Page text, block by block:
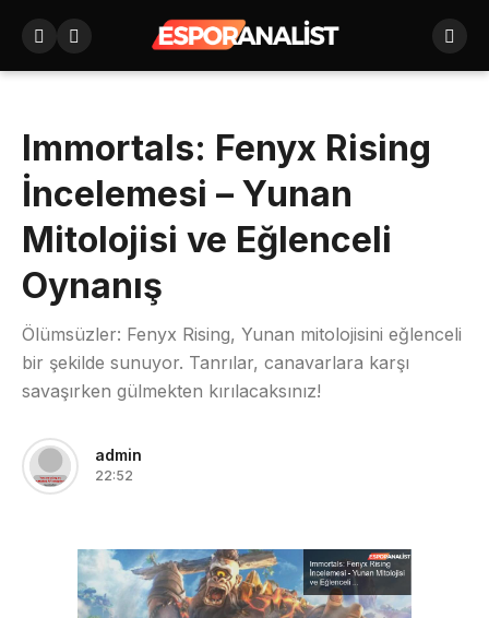
Immortals: Fenyx Rising
İncelemesi – Yunan
Mitolojisi ve Eğlenceli
Oynanış
Ölümsüzler: Fenyx Rising, Yunan mitolojisini eğlenceli
bir şekilde sunuyor. Tanrılar, canavarlara karşı
savaşırken gülmekten kırılacaksınız!
admin
22:52